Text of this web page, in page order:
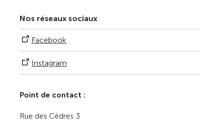
Nos réseaux sociaux
Facebook
Instagram
Point de contact :
Rue des Cèdres 3